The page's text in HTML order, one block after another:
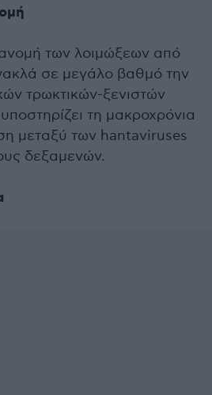
των λοιμώξεων από
σε μεγάλο βαθμό την
τρωκτικών-ξενιστών
τη μακροχρόνια
μεταξύ των hantaviruses
δεξαμενών.